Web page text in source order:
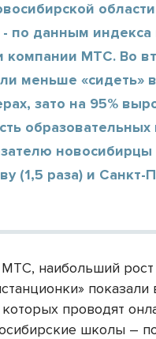
- по данным
компании МТС. Во
меньше «сидеть»
зато на 95%
новосибирцы
(1,5 раза) и Санкт-
наибольший рост
показали
проводят
школы –